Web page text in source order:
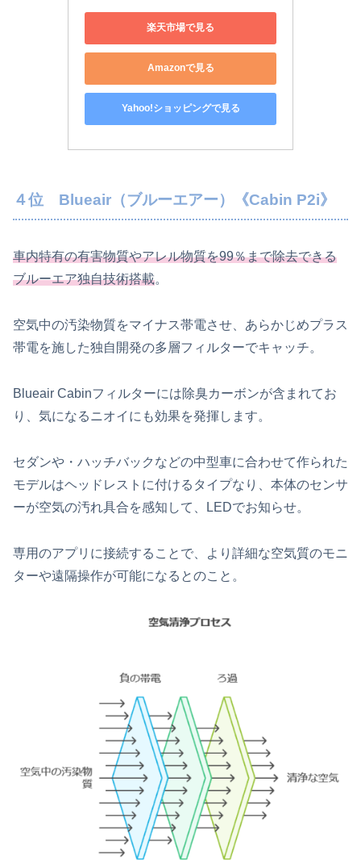
楽天市場で見る
Amazonで見る
Yahoo!ショッピングで見る
４位 Blueair（ブルーエアー）《Cabin P2i》
車内特有の有害物質やアレル物質を99％まで除去できる
ブルーエア独自技術搭載。
空気中の汚染物質をマイナス帯電させ、あらかじめプラス
帯電を施した独自開発の多層フィルターでキャッチ。
Blueair Cabinフィルターには除臭カーボンが含まれてお
り、気になるニオイにも効果を発揮します。
セダンや・ハッチバックなどの中型車に合わせて作られた
モデルはヘッドレストに付けるタイプなり、本体のセンサ
ーが空気の汚れ具合を感知して、LEDでお知らせ。
専用のアプリに接続することで、より詳細な空気質のモニ
ターや遠隔操作が可能になるとのこと。